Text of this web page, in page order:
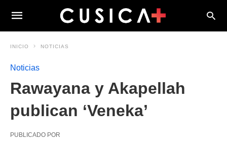
INICIO NOTICIAS
Noticias
Rawayana y Akapellah
publican ‘Veneka’
PUBLICADO POR